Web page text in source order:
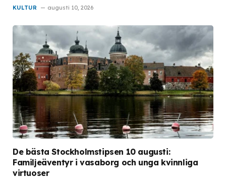
KULTUR augusti 10, 2026
De bästa Stockholmstipsen 10 augusti:
Familjeäventyr i vasaborg och unga kvinnliga
virtuoser